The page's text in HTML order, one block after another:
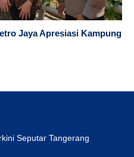
Jaya Apresiasi Kampung
Seputar Tangerang